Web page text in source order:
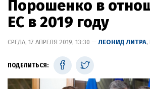
Порошенко в
ЕС в 2019 году
СРЕДА, 17 АПРЕЛЯ 2019, 13:30 —ЛЕОНИД ЛИТРА,
ПОДЕЛИТЬСЯ: